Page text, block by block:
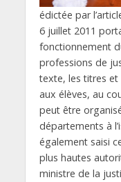
édictée par
6 juillet 2011
fonctionnement
professions de
texte, les titres
aux élèves, au
peut être
départements à
également saisi
plus hautes
ministre de la